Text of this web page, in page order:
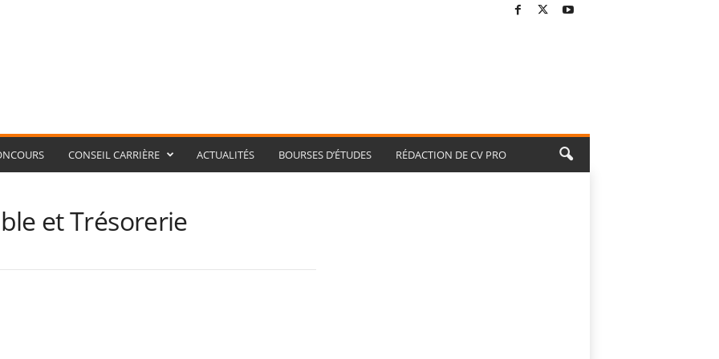
CONSEIL CARRIÈRE ACTUALITÉS BOURSES D’ÉTUDES RÉDACTION DE CV PRO
et Trésorerie